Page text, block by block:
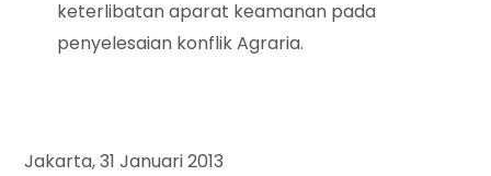
keterlibatan aparat keamanan pada
penyelesaian konflik Agraria.
Jakarta, 31 Januari 2013